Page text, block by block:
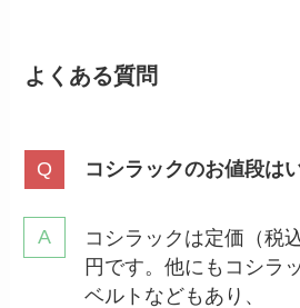
よくある質問
コシラックのお値段は
コシラックは定価（税
円です。他にもコシラ
ベルトなどもあり、